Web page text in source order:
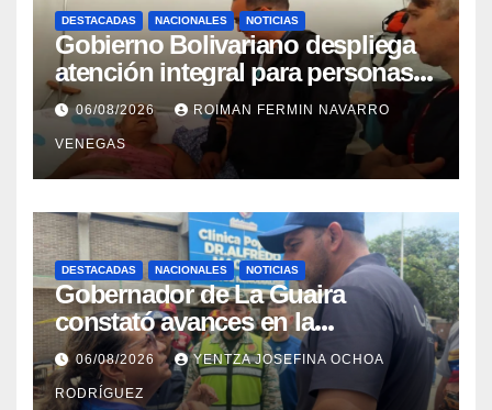
DESTACADAS NACIONALES NOTICIAS
Gobierno Bolivariano despliega
atención integral para personas
con discapacidad en
campamentos de La Guaira
06/08/2026 ROIMAN FERMIN NAVARRO
VENEGAS
DESTACADAS NACIONALES NOTICIAS
Gobernador de La Guaira
constató avances en la
rehabilitación del Hospitalito de
Catia la Mar
06/08/2026 YENTZA JOSEFINA OCHOA
RODRÍGUEZ